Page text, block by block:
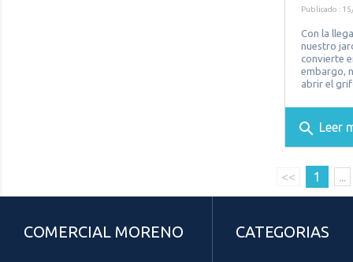
Publicado :
Con la
nuestro
convierte
embargo,
abrir el
search Leer
<< 1 ...
COMERCIAL MORENO CATEGORIAS